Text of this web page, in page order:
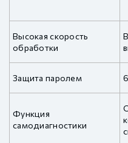
Высокая скорость
обработки
Защита паролем
Функция
самодиагностики